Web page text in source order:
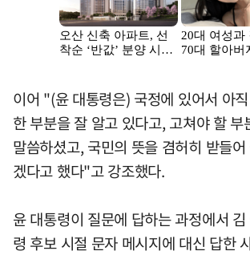
이어 "(윤 대통령은) 국정에 있어서 아
한 부분을 잘 알고 있다고, 고쳐야 할 부
말씀하셨고, 국민의 뜻을 겸허히 받들
겠다고 했다"고 강조했다.
윤 대통령이 질문에 답하는 과정에서
령 후보 시절 문자 메시지에 대신 답한